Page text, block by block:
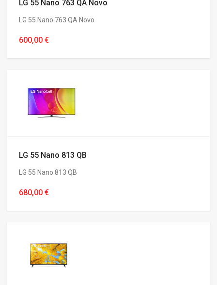
LG 55 Nano 763 QA Novo
LG 55 Nano 763 QA Novo
600,00 €
LG 55 Nano 813 QB
LG 55 Nano 813 QB
680,00 €